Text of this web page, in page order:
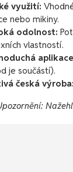
využití:
nebo mikiny.
odolnost:
vlastností.
je součástí).
česká výroba: